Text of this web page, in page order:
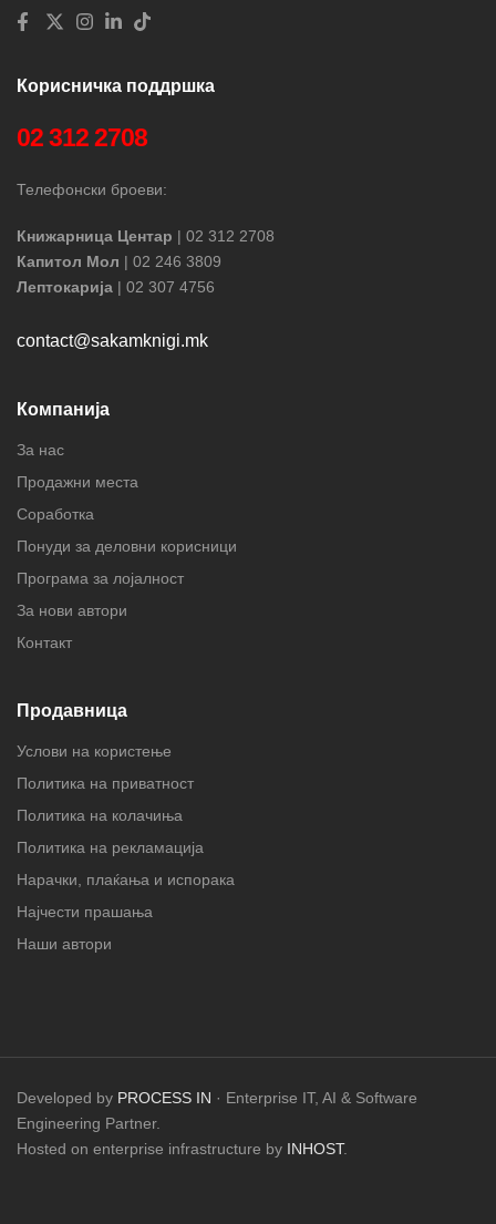
Корисничка поддршка
02 312 2708
Телефонски броеви:
Книжарница Центар | 02 312 2708
Капитол Мол | 02 246 3809
Лептокарија | 02 307 4756
contact@sakamknigi.mk
Компанија
За нас
Продажни места
Соработка
Понуди за деловни корисници
Програма за лојалност
За нови автори
Контакт
Продавница
Услови на користење
Политика на приватност
Политика на колачиња
Политика на рекламација
Нарачки, плаќања и испорака
Најчести прашања
Наши автори
Developed by PROCESS IN · Enterprise IT, AI & Software
Engineering Partner.
Hosted on enterprise infrastructure by INHOST.